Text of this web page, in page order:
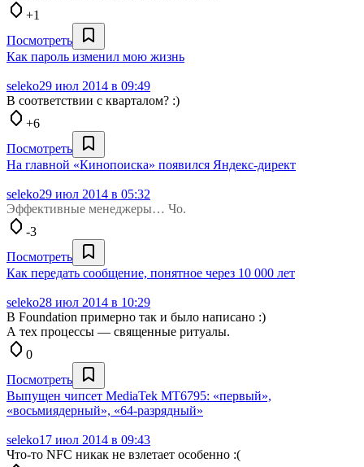
+1
Посмотреть
Как пароль изменил мою жизнь
seleko29 июл 2014 в 09:49
В соответствии с кварталом? :)
+6
Посмотреть
На главной «Кинопоиска» появился Яндекс-директ
seleko29 июл 2014 в 05:32
Эффективные менеджеры… Чо.
-3
Посмотреть
Как передать сообщение, понятное через 10 000 лет
seleko28 июл 2014 в 10:29
В Foundation примерно так и было написано :)
А тех процессы — священные ритуалы.
0
Посмотреть
Выпущен чипсет MediaTek MT6795: «первый»,
«восьмиядерный», «64-разрядный»
seleko17 июл 2014 в 09:43
Что-то NFC никак не взлетает особенно :(